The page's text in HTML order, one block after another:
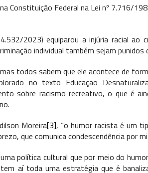
Constituição Federal na Lei nº 7.716/
2023) equiparou a injúria racial ao
individual também sejam punidos
todos sabem que ele acontece de
no texto Educação
sobre racismo recreativo, o que é
Moreira[3], “o humor racista é um
que comunica condescendência por
política cultural que por meio do
aí toda uma estratégia que é